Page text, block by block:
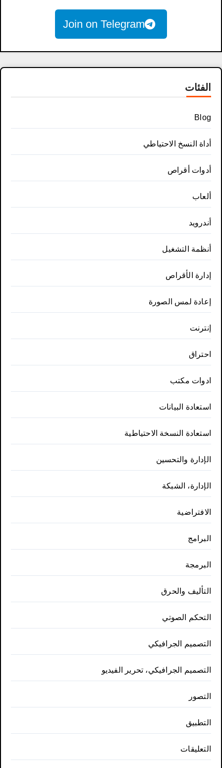
Join on Telegram
الفئات
Blog
أداة النسخ الاحتياطي
أدوات أقراص
ألعاب
أندرويد
أنظمة التشغيل
إدارة الأقراص
إعادة لمس الصورة
إنترنت
احتراق
ادوات مكتب
استعادة البيانات
استعادة النسخة الاحتياطية
الإدارة والتحسين
الإدارة، الشبكة
الافتراضية
البرامج
البرمجة
التأليف والحرق
التحكم الصوتي
التصميم الجرافيكي
التصميم الجرافيكي، تحرير الفيديو
التصور
التطبيق
التعليقات